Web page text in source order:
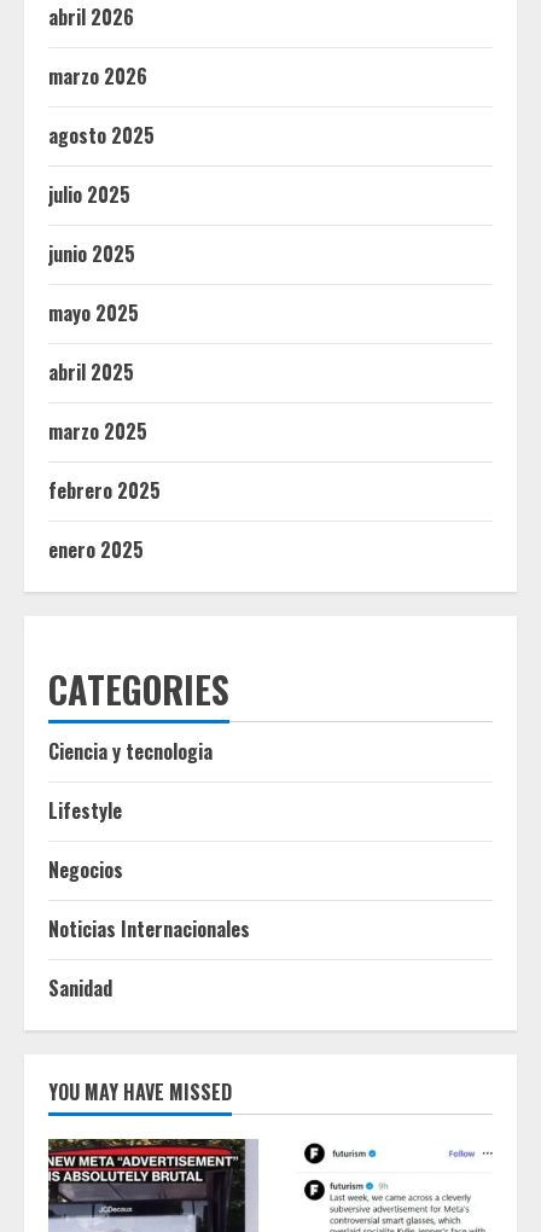
abril 2026
marzo 2026
agosto 2025
julio 2025
junio 2025
mayo 2025
abril 2025
marzo 2025
febrero 2025
enero 2025
CATEGORIES
Ciencia y tecnologia
Lifestyle
Negocios
Noticias Internacionales
Sanidad
YOU MAY HAVE MISSED